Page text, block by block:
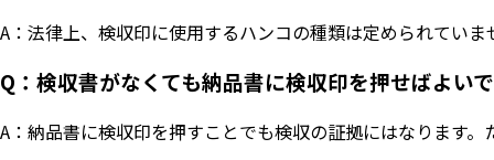
A：法律上、検収印に使用するハンコの種類は定められてい
Q：検収書がなくても納品書に検収印を押せばよい
A：納品書に検収印を押すことでも検収の証拠にはなります